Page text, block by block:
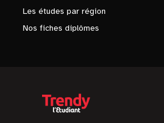
Les études par région
Nos fiches diplômes